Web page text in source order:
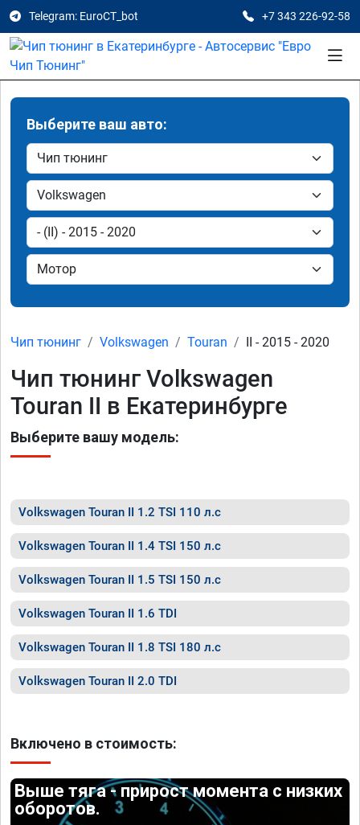
Telegram: EuroCT_bot +7 343 226-92-58
Выберите ваш авто:
Чип тюнинг Volkswagen Touran II - 2015 - 2020
Чип тюнинг Volkswagen
Touran II в Екатеринбурге
Выберите вашу модель:
Volkswagen Touran II 1.2 TSI 110 л.с
Volkswagen Touran II 1.4 TSI 150 л.с
Volkswagen Touran II 1.5 TSI 150 л.с
Volkswagen Touran II 1.6 TDI
Volkswagen Touran II 1.8 TSI 180 л.с
Volkswagen Touran II 2.0 TDI
Включено в стоимость:
Выше тяга - прирост момента с низких
оборотов.